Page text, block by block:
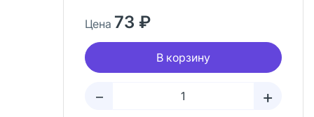
Цена 73 ₽
В корзину
– +